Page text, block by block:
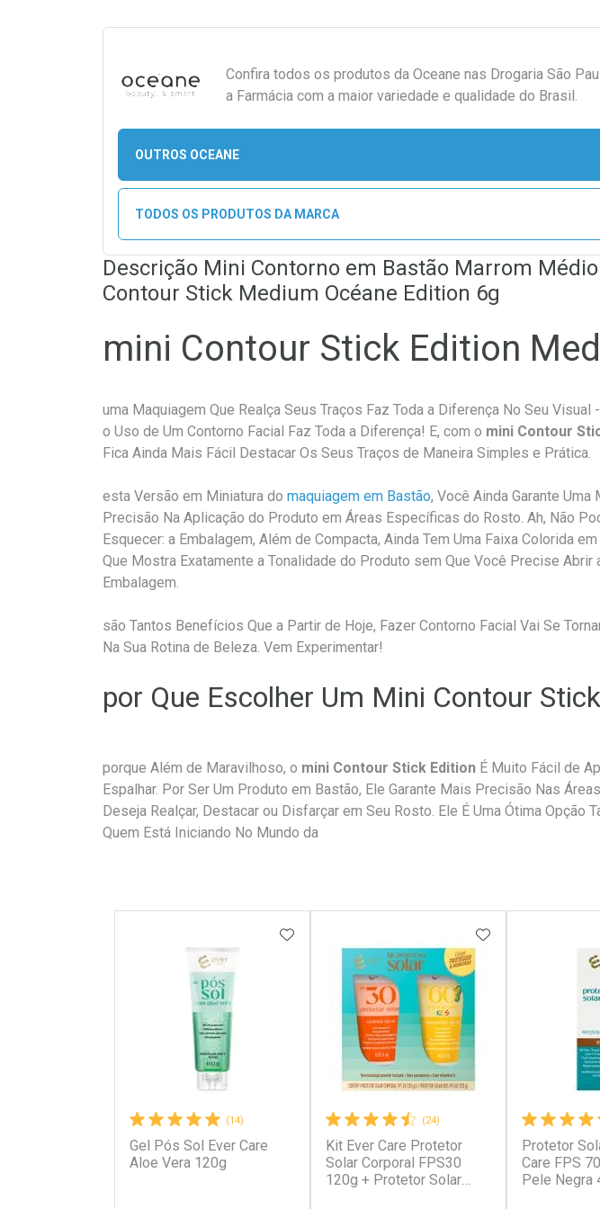
Confira todos os produtos da Oceane nas Drogaria São
a Farmácia com a maior variedade e qualidade do Brasil.
OUTROS OCEANE
TODOS OS PRODUTOS DA MARCA
Descrição Mini Contorno em Bastão Marrom
Contour Stick Medium Océane Edition 6g
mini Contour Stick Edition
uma Maquiagem Que Realça Seus Traços Faz Toda a Diferença No Seu Visual
o Uso de Um Contorno Facial Faz Toda a Diferença! E, com o mini Contour
Fica Ainda Mais Fácil Destacar Os Seus Traços de Maneira Simples e Prática.
esta Versão em Miniatura do maquiagem em Bastão, Você Ainda Garante Uma
Precisão Na Aplicação do Produto em Áreas Específicas do Rosto. Ah, Não
Esquecer: a Embalagem, Além de Compacta, Ainda Tem Uma Faixa Colorida
Que Mostra Exatamente a Tonalidade do Produto sem Que Você Precise Abrir
Embalagem.
são Tantos Benefícios Que a Partir de Hoje, Fazer Contorno Facial Vai Se
Na Sua Rotina de Beleza. Vem Experimentar!
por Que Escolher Um Mini Contour
porque Além de Maravilhoso, o mini Contour Stick Edition É Muito Fácil de
Espalhar. Por Ser Um Produto em Bastão, Ele Garante Mais Precisão Nas
Deseja Realçar, Destacar ou Disfarçar em Seu Rosto. Ele É Uma Ótima Opção
Quem Está Iniciando No Mundo da
(14)
Gel Pós Sol Ever Care
Aloe Vera 120g
ADICIONAR AOS FAVORITOS
(24)
Kit Ever Care Protetor
Solar Corporal FPS30
120g + Protetor Solar
ADICIONAR
Protetor
Care FPS
Pele Negra